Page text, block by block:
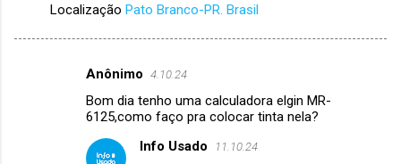
Localização Pato Branco-PR. Brasil
Anônimo 4.10.24
Bom dia tenho uma calculadora elgin MR-
6125,como faço pra colocar tinta nela?
Info Usado 11.10.24